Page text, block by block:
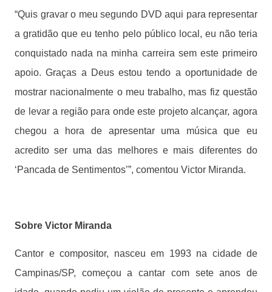
“Quis gravar o meu segundo DVD aqui para representar
a gratidão que eu tenho pelo público local, eu não teria
conquistado nada na minha carreira sem este primeiro
apoio. Graças a Deus estou tendo a oportunidade de
mostrar nacionalmente o meu trabalho, mas fiz questão
de levar a região para onde este projeto alcançar, agora
chegou a hora de apresentar uma música que eu
acredito ser uma das melhores e mais diferentes do
‘Pancada de Sentimentos’”, comentou Victor Miranda.
Sobre Victor Miranda
Cantor e compositor, nasceu em 1993 na cidade de
Campinas/SP, começou a cantar com sete anos de